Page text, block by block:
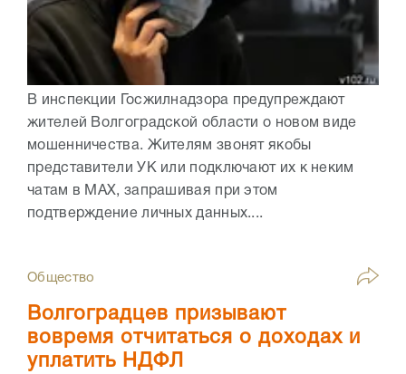
В инспекции Госжилнадзора предупреждают
жителей Волгоградской области о новом виде
мошенничества. Жителям звонят якобы
представители УК или подключают их к неким
чатам в МАХ, запрашивая при этом
подтверждение личных данных....
Общество
Волгоградцев призывают
вовремя отчитаться о доходах и
уплатить НДФЛ